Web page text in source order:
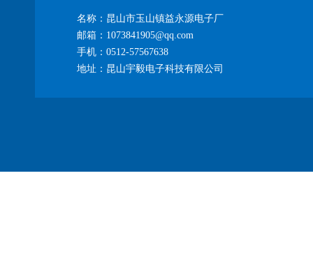
名称：昆山市玉山镇益永源电子厂
邮箱：1073841905@qq.com
手机：0512-57567638
地址：昆山宇毅电子科技有限公司